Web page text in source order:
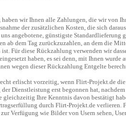
haben wir Ihnen alle Zahlungen, die wir von
der zusätzlichen Kosten, die sich daraus
angebotene, günstigste Standardlieferung
ab dem Tag zurückzuzahlen, an dem die
ist. Für diese Rückzahlung verwenden wir
haben, es sei denn, mit Ihnen wurde
wegen dieser Rückzahlung Entgelte
erlischt vorzeitig, wenn Flirt-Projekt.de
Dienstleistung erst begonnen hat,
gleichzeitig Ihre Kenntnis davon bestätigt
durch Flirt-Projekt.de verlieren.
Verfügung wie Bilder von Usern sehen,